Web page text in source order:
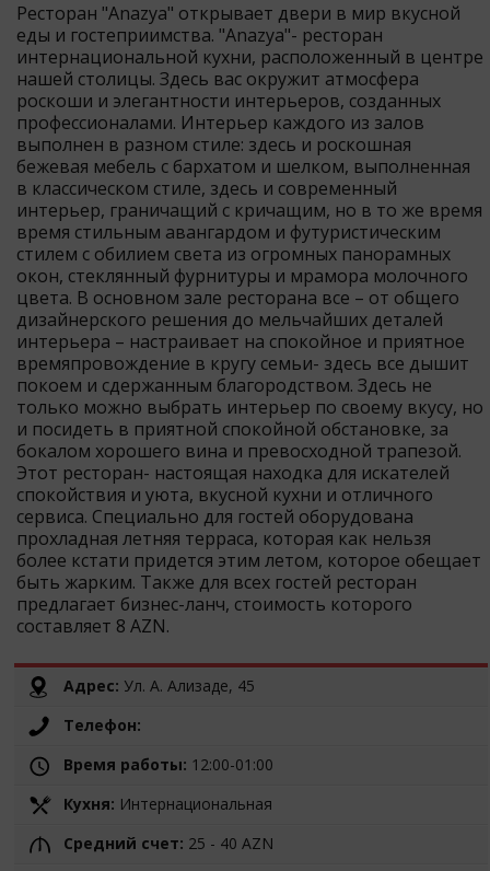
Ресторан "Anazya" открывает двери в мир вкусной
еды и гостеприимства. "Anazya"- ресторан
интернациональной кухни, расположенный в центре
нашей столицы. Здесь вас окружит атмосфера
роскоши и элегантности интерьеров, созданных
профессионалами. Интерьер каждого из залов
выполнен в разном стиле: здесь и роскошная
бежевая мебель с бархатом и шелком, выполненная
в классическом стиле, здесь и современный
интерьер, граничащий с кричащим, но в то же время
время стильным авангардом и футуристическим
стилем с обилием света из огромных панорамных
окон, стеклянный фурнитуры и мрамора молочного
цвета. В основном зале ресторана все – от общего
дизайнерского решения до мельчайших деталей
интерьера – настраивает на спокойное и приятное
времяпровождение в кругу семьи- здесь все дышит
покоем и сдержанным благородством. Здесь не
только можно выбрать интерьер по своему вкусу, но
и посидеть в приятной спокойной обстановке, за
бокалом хорошего вина и превосходной трапезой.
Этот ресторан- настоящая находка для искателей
спокойствия и уюта, вкусной кухни и отличного
сервиса. Специально для гостей оборудована
прохладная летняя терраса, которая как нельзя
более кстати придется этим летом, которое обещает
быть жарким. Также для всех гостей ресторан
предлагает бизнес-ланч, стоимость которого
составляет 8 AZN.
Адрес: Ул. А. Ализаде, 45
Телефон:
Время работы: 12:00-01:00
Кухня: Интернациональная
Средний счет: 25 - 40 AZN